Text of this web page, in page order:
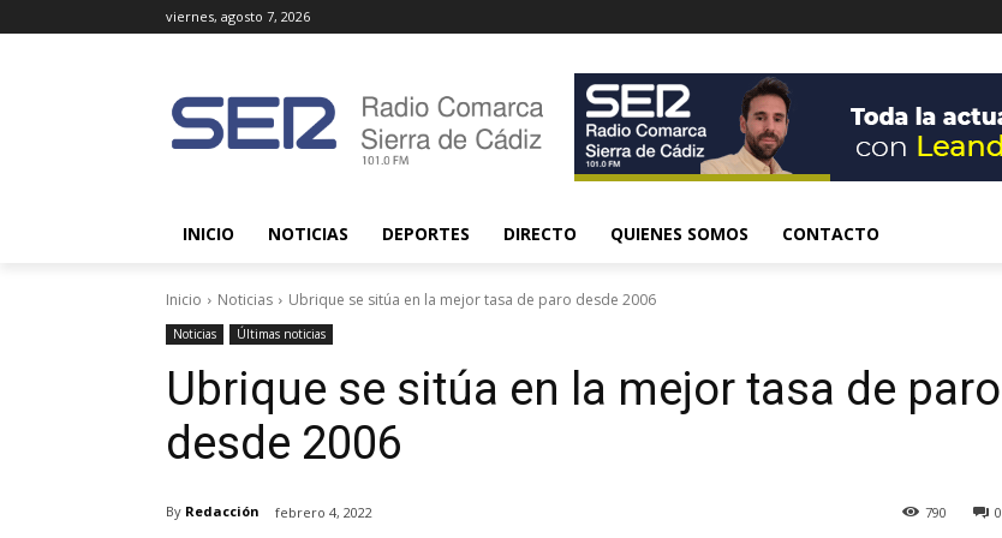
viernes, agosto 7, 2026
INICIO NOTICIAS DEPORTES DIRECTO QUIENES SOMOS CONTACTO
Inicio Noticias Ubrique se sitúa en la mejor tasa de paro desde 2006
Noticias Últimas noticias
Ubrique se sitúa en la mejor tasa de paro
desde 2006
By Redacción febrero 4, 2022 0
790